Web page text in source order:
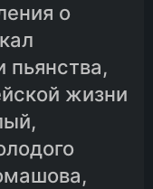
о
пьянства,
жизни